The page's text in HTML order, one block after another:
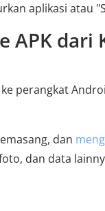
aplikasi atau
APK dari
ke perangkat
dan
dan data